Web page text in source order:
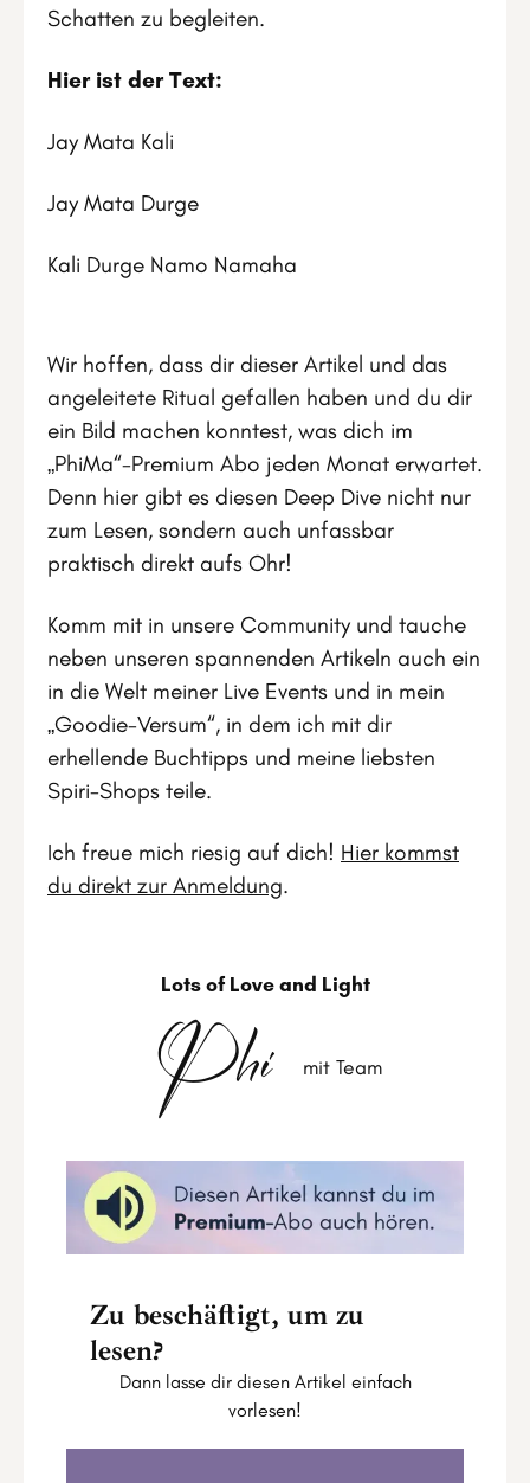
Schatten zu begleiten.
Hier ist der Text:
Jay Mata Kali
Jay Mata Durge
Kali Durge Namo Namaha
Wir hoffen, dass dir dieser Artikel und das
angeleitete Ritual gefallen haben und du dir
ein Bild machen konntest, was dich im
„PhiMa“-Premium Abo jeden Monat erwartet.
Denn hier gibt es diesen Deep Dive nicht nur
zum Lesen, sondern auch unfassbar
praktisch direkt aufs Ohr!
Komm mit in unsere Community und tauche
neben unseren spannenden Artikeln auch ein
in die Welt meiner Live Events und in mein
„Goodie-Versum“, in dem ich mit dir
erhellende Buchtipps und meine liebsten
Spiri-Shops teile.
Ich freue mich riesig auf dich! Hier kommst
du direkt zur Anmeldung.
Lots of Love and Light
Phi mit Team
Zu beschäftigt, um zu
lesen?
Dann lasse dir diesen Artikel einfach
vorlesen!